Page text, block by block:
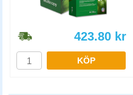
423.80 kr
KÖP